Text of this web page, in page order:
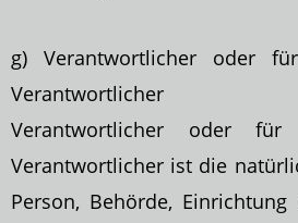
g) Verantwortlicher oder
Verantwortlicher
Verantwortlicher oder für
Verantwortlicher ist die
Person, Behörde,